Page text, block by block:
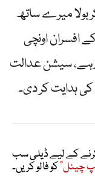
بولا میرے ساتھ
افسران اونچی
رہے، سیشن عدالت
کی ہدایت کر دی۔
کے لیے ڈیلی سب
چینل"کو فالو کریں۔